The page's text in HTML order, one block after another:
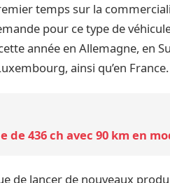
temps sur la
pour ce type de
année en Allemagne, en
ainsi qu’en France.
de 436 ch avec 90 km en
de lancer de nouveaux